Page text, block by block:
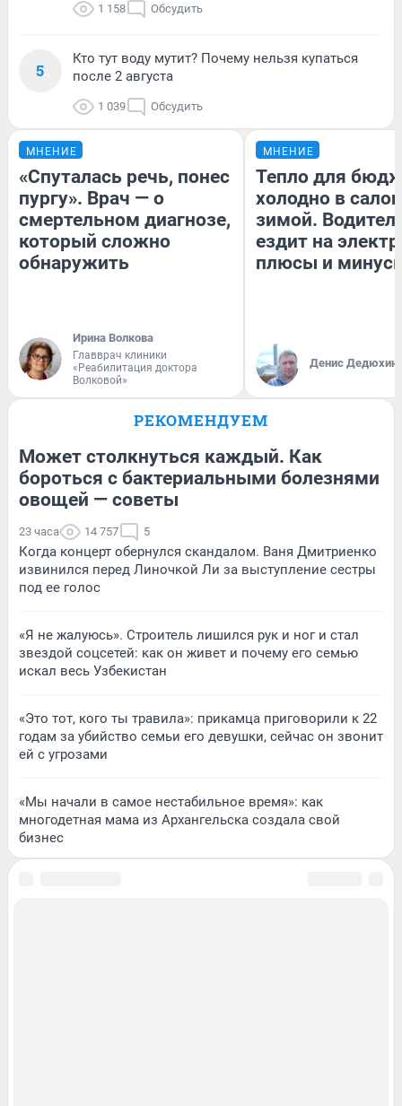
1 158 Обсудить
5
Кто тут воду мутит? Почему нельзя купаться
после 2 августа
1 039 Обсудить
МНЕНИЕ
«Спуталась речь, понес
пургу». Врач — о
смертельном диагнозе,
который сложно
обнаружить
Ирина Волкова
Главврач клиники
«Реабилитация доктора
Волковой»
МНЕНИЕ
Тепло для
холодно в
зимой.
ездит на
плюсы и
Денис Дедюхин
РЕКОМЕНДУЕМ
Может столкнуться каждый. Как
бороться с бактериальными болезнями
овощей — советы
23 часа 14 757 5
Когда концерт обернулся скандалом. Ваня Дмитриенко
извинился перед Линочкой Ли за выступление сестры
под ее голос
«Я не жалуюсь». Строитель лишился рук и ног и стал
звездой соцсетей: как он живет и почему его семью
искал весь Узбекистан
«Это тот, кого ты травила»: прикамца приговорили к 22
годам за убийство семьи его девушки, сейчас он звонит
ей с угрозами
«Мы начали в самое нестабильное время»: как
многодетная мама из Архангельска создала свой
бизнес